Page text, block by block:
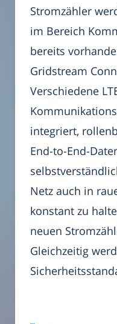
Stromzähler
im Bereich
bereits
Gridstream
Verschiedene
integriert,
End-to-End-
Netz auch in
konstant zu
neuen
Gleichzeitig